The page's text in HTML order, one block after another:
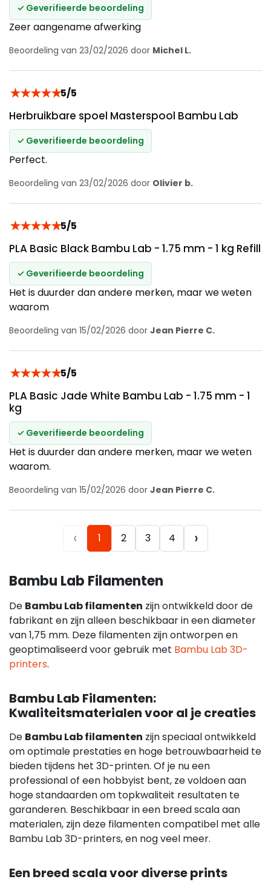
✓ Geverifieerde beoordeling
Zeer aangename afwerking
Beoordeling van 23/02/2026 door Michel L.
★★★★★5/5
Herbruikbare spoel Masterspool Bambu Lab
✓ Geverifieerde beoordeling
Perfect.
Beoordeling van 23/02/2026 door Olivier b.
★★★★★5/5
PLA Basic Black Bambu Lab - 1.75 mm - 1 kg Refill
✓ Geverifieerde beoordeling
Het is duurder dan andere merken, maar we weten
waarom
Beoordeling van 15/02/2026 door Jean Pierre C.
★★★★★5/5
PLA Basic Jade White Bambu Lab - 1.75 mm - 1
kg
✓ Geverifieerde beoordeling
Het is duurder dan andere merken, maar we weten
waarom.
Beoordeling van 15/02/2026 door Jean Pierre C.
‹ 1 2 3 4 ›
Bambu Lab Filamenten
De Bambu Lab filamenten zijn ontwikkeld door de
fabrikant en zijn alleen beschikbaar in een diameter
van 1,75 mm. Deze filamenten zijn ontworpen en
geoptimaliseerd voor gebruik met Bambu Lab 3D-
printers.
Bambu Lab Filamenten:
Kwaliteitsmaterialen voor al je creaties
De Bambu Lab filamenten zijn speciaal ontwikkeld
om optimale prestaties en hoge betrouwbaarheid te
bieden tijdens het 3D-printen. Of je nu een
professional of een hobbyist bent, ze voldoen aan
hoge standaarden om topkwaliteit resultaten te
garanderen. Beschikbaar in een breed scala aan
materialen, zijn deze filamenten compatibel met alle
Bambu Lab 3D-printers, en nog veel meer.
Een breed scala voor diverse prints